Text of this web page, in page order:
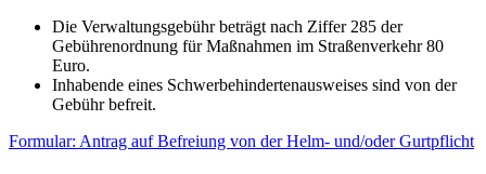
Die Verwaltungsgebühr beträgt nach Ziffer 285 der
Gebührenordnung für Maßnahmen im Straßenverkehr 80
Euro.
Inhabende eines Schwerbehindertenausweises sind von der
Gebühr befreit.
Formular: Antrag auf Befreiung von der Helm- und/oder Gurtpflicht